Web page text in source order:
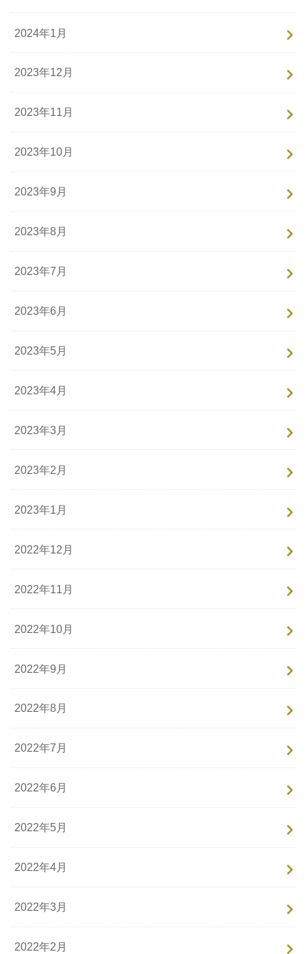
2024年1月
2023年12月
2023年11月
2023年10月
2023年9月
2023年8月
2023年7月
2023年6月
2023年5月
2023年4月
2023年3月
2023年2月
2023年1月
2022年12月
2022年11月
2022年10月
2022年9月
2022年8月
2022年7月
2022年6月
2022年5月
2022年4月
2022年3月
2022年2月